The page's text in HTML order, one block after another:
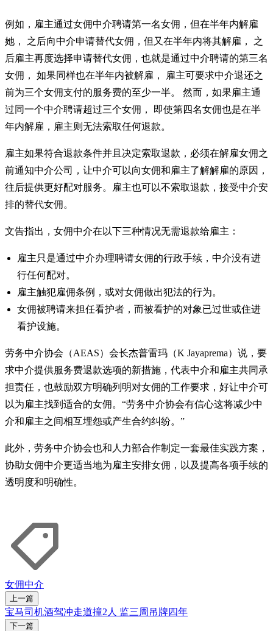
例如，雇主通过女佣中介聘请第一名女佣，但在半年内解雇
她， 之后向中介申请替代女佣，但又在半年内将其解雇， 之
后雇主再度选择申请替代女佣，也就是通过中介聘请的第三名
女佣， 如果同样也在半年内被解雇， 雇主可要求中介退还之
前为三个女佣支付的服务费的至少一半。 然而，如果雇主通
过同一个中介聘请超过三个女佣， 即使第四名女佣也是在半
年内解雇，雇主则无法索取任何退款。
雇主如果符合退款条件并且决定索取退款，必须在解雇女佣之
前通知中介公司，让中介可以向女佣和雇主了解解雇的原因，
往后提供更好配对服务。雇主也可以不索取退款，接受中介安
排的替代女佣。
文告指出，女佣中介在以下三种情况无需退款给雇主：
雇主只是通过中介办理聘请女佣的行政手续，中介没有进
行任何配对。
雇主触犯雇佣条例，或对女佣做出犯法的行为。
女佣被聘请来担任看护者，而被看护的对象已过世或住进
看护设施。
劳务中介协会（AEAS）会长杰普雷玛（K Jayaprema）说，要
求中介提供服务费退款选项的新措施，代表中介和雇主共同承
担责任，也鼓励双方明确列明对女佣的工作要求，好让中介可
以为雇主找到适合的女佣。“劳务中介协会有信心这将减少中
介和雇主之间相互埋怨或产生合约纠纷。”
此外，劳务中介协会也和人力部合作制定一套最佳实践方案，
协助女佣中介更适当地为雇主安排女佣，以及提高各项手续的
透明度和明确性。
女佣中介
上一篇
宝马司机酒驾冲走道撞2人 监三周吊牌四年
下一篇